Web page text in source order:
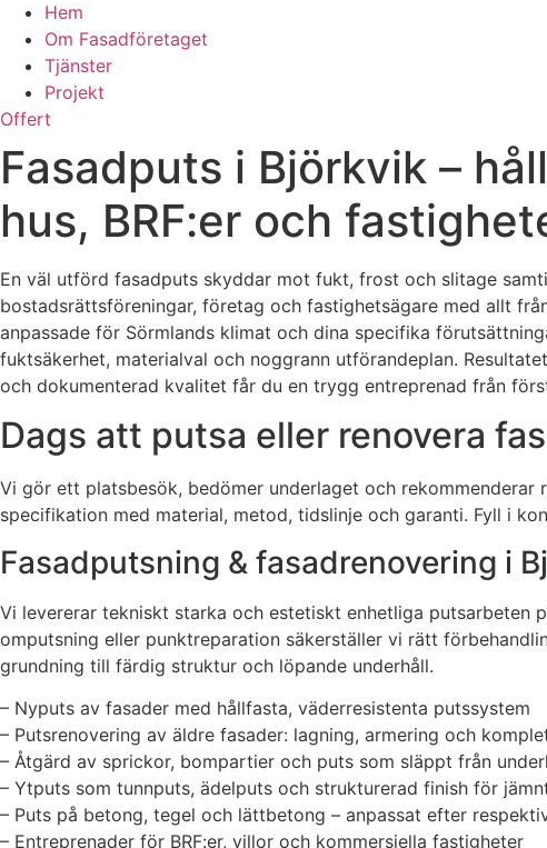
Hem
Om Fasadföretaget
Tjänster
Projekt
Offert
Fasadputs i Björkvik –
hus, BRF:er och
En väl utförd fasadputs skyddar mot fukt, frost och slitage
bostadsrättsföreningar, företag och fastighetsägare med allt
anpassade för Sörmlands klimat och dina specifika
fuktsäkerhet, materialval och noggrann utförandeplan.
och dokumenterad kvalitet får du en trygg entreprenad från
Dags att putsa eller renovera
Vi gör ett platsbesök, bedömer underlaget och
specifikation med material, metod, tidslinje och garanti. Fyll i
Fasadputsning & fasadrenovering i
Vi levererar tekniskt starka och estetiskt enhetliga putsarbeten
omputsning eller punktreparation säkerställer vi rätt
grundning till färdig struktur och löpande underhåll.
– Nyputs av fasader med hållfasta, väderresistenta putssystem
– Putsrenovering av äldre fasader: lagning, armering och
– Åtgärd av sprickor, bompartier och puts som släppt från
– Ytputs som tunnputs, ädelputs och strukturerad finish för
– Puts på betong, tegel och lättbetong – anpassat efter
– Entreprenader för BRF:er, villor och kommersiella fastigheter